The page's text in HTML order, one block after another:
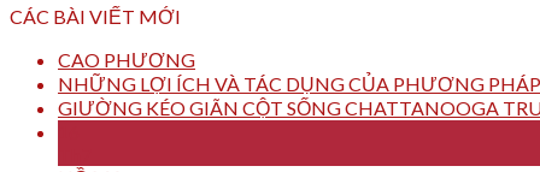
CÁC BÀI VIẾT MỚI
CAO PHƯƠNG
NHỮNG LỢI ÍCH VÀ TÁC DỤNG CỦA PHƯƠNG
GIƯỜNG KÉO GIÃN CỘT SỐNG CHATTANOOGA